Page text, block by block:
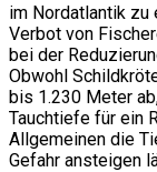
im Nordatlantik zu
Verbot von
bei der
Obwohl
bis 1.230 Meter
Tauchtiefe für ein
Allgemeinen die
Gefahr ansteigen